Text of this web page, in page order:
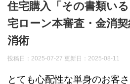
住宅購入「その書類い
宅ローン本審査・金消
消術
投稿日：2025-07-27 更新日： 2025-08-11
とても心配性な単身のお客